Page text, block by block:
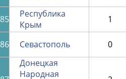
85
Республика
Крым
1
86 Севастополь 0
Донецкая
Народная